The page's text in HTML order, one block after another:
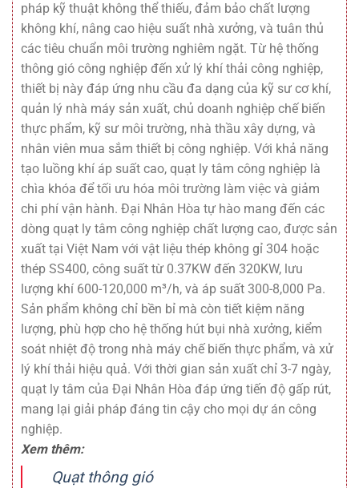
pháp kỹ thuật không thể thiếu, đảm bảo chất lượng
không khí, nâng cao hiệu suất nhà xưởng, và tuân thủ
các tiêu chuẩn môi trường nghiêm ngặt. Từ hệ thống
thông gió công nghiệp đến xử lý khí thải công nghiệp,
thiết bị này đáp ứng nhu cầu đa dạng của kỹ sư cơ khí,
quản lý nhà máy sản xuất, chủ doanh nghiệp chế biến
thực phẩm, kỹ sư môi trường, nhà thầu xây dựng, và
nhân viên mua sắm thiết bị công nghiệp. Với khả năng
tạo luồng khí áp suất cao, quạt ly tâm công nghiệp là
chìa khóa để tối ưu hóa môi trường làm việc và giảm
chi phí vận hành. Đại Nhân Hòa tự hào mang đến các
dòng quạt ly tâm công nghiệp chất lượng cao, được sản
xuất tại Việt Nam với vật liệu thép không gỉ 304 hoặc
thép SS400, công suất từ 0.37KW đến 320KW, lưu
lượng khí 600-120,000 m³/h, và áp suất 300-8,000 Pa.
Sản phẩm không chỉ bền bỉ mà còn tiết kiệm năng
lượng, phù hợp cho hệ thống hút bụi nhà xưởng, kiểm
soát nhiệt độ trong nhà máy chế biến thực phẩm, và xử
lý khí thải hiệu quả. Với thời gian sản xuất chỉ 3-7 ngày,
quạt ly tâm của Đại Nhân Hòa đáp ứng tiến độ gấp rút,
mang lại giải pháp đáng tin cậy cho mọi dự án công
nghiệp.
Xem thêm:
Quạt thông gió